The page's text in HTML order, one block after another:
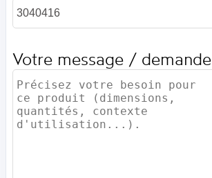
Votre message / demande